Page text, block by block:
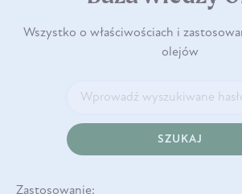
Wszystko o właściwościach i
olejów
SZUKAJ
Zastosowanie: